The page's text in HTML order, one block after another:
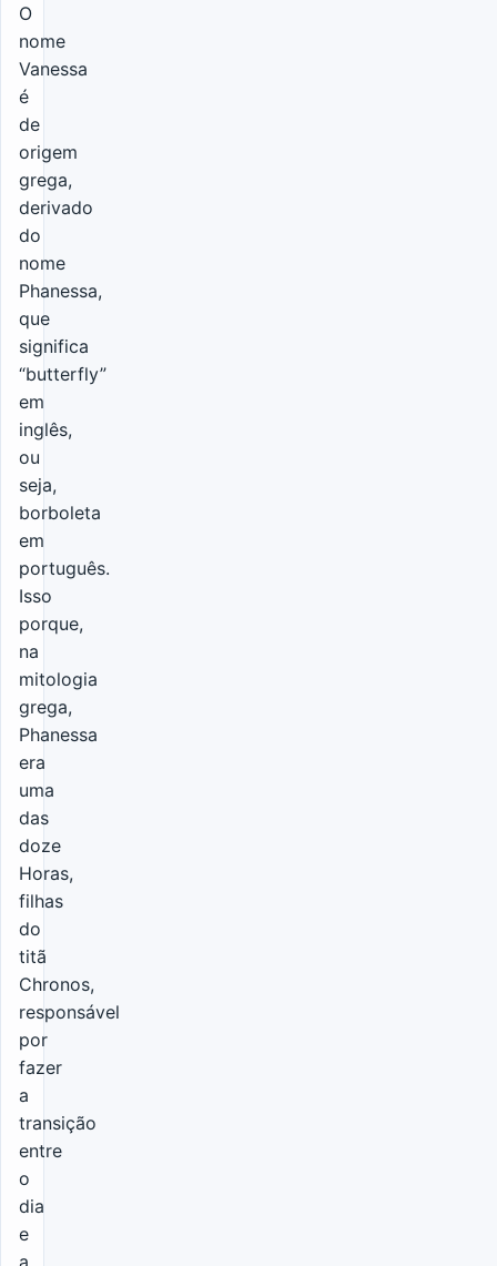
O
nome
Vanessa
é
de
origem
grega,
derivado
do
nome
Phanessa,
que
significa
“butterfly”
em
inglês,
ou
seja,
borboleta
em
português.
Isso
porque,
na
mitologia
grega,
Phanessa
era
uma
das
doze
Horas,
filhas
do
titã
Chronos,
responsável
por
fazer
a
transição
entre
o
dia
e
a